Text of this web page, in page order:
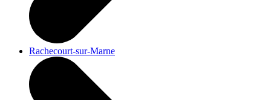
Rachecourt-sur-Marne